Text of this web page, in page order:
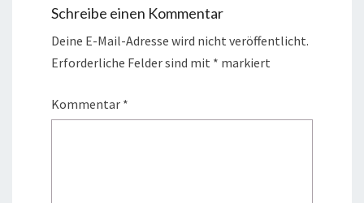
Schreibe einen Kommentar
Deine E-Mail-Adresse wird nicht veröffentlicht.
Erforderliche Felder sind mit * markiert
Kommentar *